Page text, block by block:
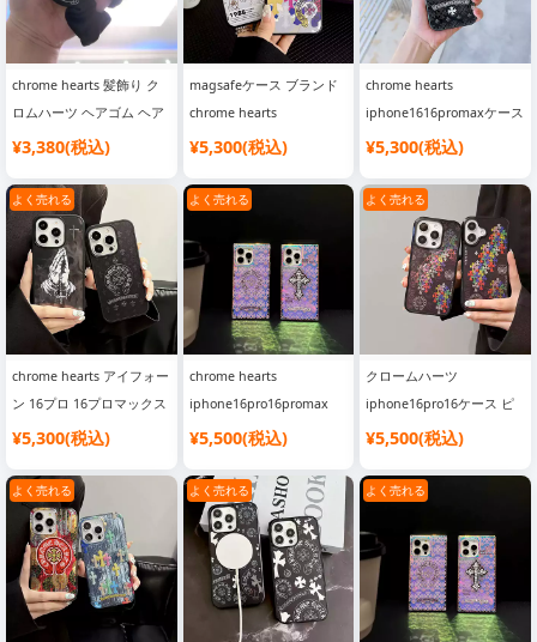
デイースおしゃれ
chrome hearts 髪飾り ク
ロムハーツ ヘアゴム ヘア
アクセ パール付き ブラン
わいい スタイリッシュ レ
ディース ブラック
¥3,380(税込)
magsafeケース ブランド
chrome hearts
iphone16pro16promaxス
防止 クロームハーツ アイ
丈 マット ブランドロゴ
iphone14pro14plus携帯ケ
ース ワイヤレス充電対応
大人気
¥5,300(税込)
chrome hearts
iphone1616promaxケース
カメラ保護 背面強化ガラ
対応ケース ブランド クロ
ームハーツ iphone151413
ケース 強化ガラス 9H硬度
米軍MIL規格 耐衝撃
¥5,300(税込)
よく売れる
chrome hearts アイフォー
ン 16プロ 16プロマックス
スマホケース アクリル
トiphone15pro14ケース
クロームハーツ イタズラ
iphone1312ケース 可愛い
¥5,300(税込)
よく売れる
chrome hearts
iphone16pro16promax
TPU スクエア四角ケース
ーツアイフォーン 15pro15
ケース セレブ愛用 ブラン
ド柄 iphone1413proスマ
ホケース 多機種対応 ビジ
ネス風
¥5,500(税込)
よく売れる
クロームハーツ
iphone16pro16ケース ピ
ンク アクリル素材 耐久性
iphone15pro15promaxス
ン パターンロゴ ブランド
アイフォンケース オトナ
女子 おしゃれ
¥5,500(税込)
よく売れる よく売れる よく売れる